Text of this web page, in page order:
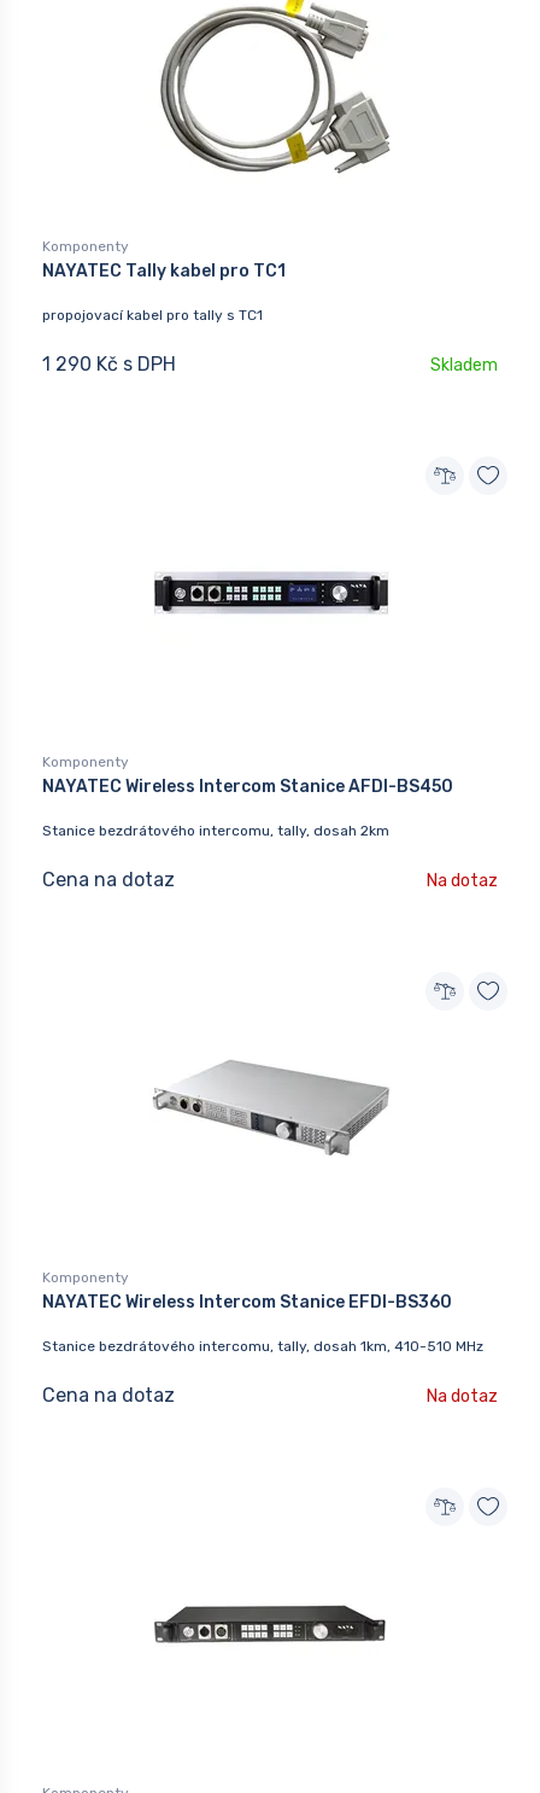
Komponenty
NAYATEC Tally kabel pro TC1
propojovací kabel pro tally s TC1
1 290 Kč s DPH Skladem
Komponenty
NAYATEC Wireless Intercom Stanice AFDI-BS450
Stanice bezdrátového intercomu, tally, dosah 2km
Cena na dotaz Na dotaz
Komponenty
NAYATEC Wireless Intercom Stanice EFDI-BS360
Stanice bezdrátového intercomu, tally, dosah 1km, 410-510 MHz
Cena na dotaz Na dotaz